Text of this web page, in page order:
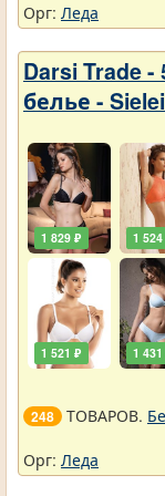
Орг: Леда
Darsi Trade
белье -
1 829 ₽
1 521 ₽
1
1
248 ТОВАРОВ.
Орг: Леда